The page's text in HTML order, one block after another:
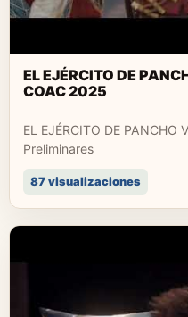
EL EJÉRCITO DE
COAC 2025
EL EJÉRCITO DE PANCHO
Preliminares
87 visualizaciones